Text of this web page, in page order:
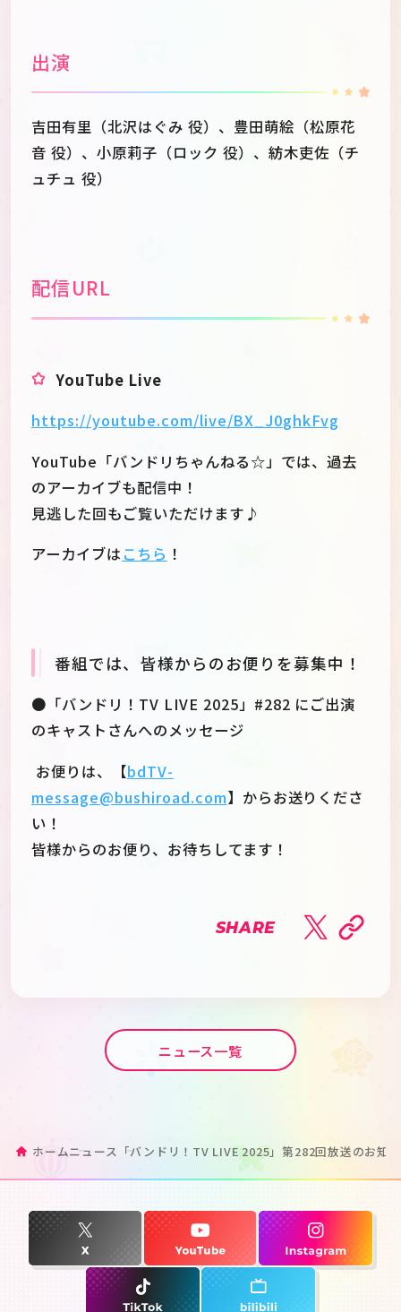
出演
吉田有里（北沢はぐみ 役）、豊田萌絵（松原花
音 役）、小原莉子（ロック 役）、紡木吏佐（チ
ュチュ 役）
配信URL
YouTube Live
https://youtube.com/live/BX_J0ghkFvg
YouTube「バンドリちゃんねる☆」では、過去
のアーカイブも配信中！
見逃した回もご覧いただけます♪
アーカイブは こちら ！
番組では、皆様からのお便りを募集中！
●「バンドリ！TV LIVE 2025」#282 にご出演
のキャストさんへのメッセージ
お便りは、【bdTV-
message@bushiroad.com】からお送りくださ
い！
皆様からのお便り、お待ちしてます！
SHARE
ニュース一覧
ホームニュース 「バンドリ！TV LIVE 2025」第282回放送のお知